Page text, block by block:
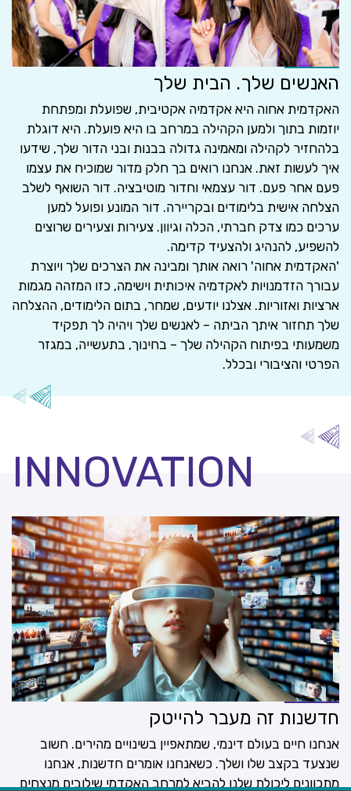
האנשים שלך. הבית שלך
האקדמית אחוה היא אקדמיה אקטיבית, שפועלת ומפתחת
יוזמות בתוך ולמען הקהילה במרחב בו היא פועלת. היא דוגלת
בלהחזיר לקהילה ומאמינה גדולה בבנות ובני הדור שלך, שידעו
איך לעשות זאת. אנחנו רואים בך חלק מדור שמוכיח את עצמו
פעם אחר פעם. דור עצמאי וחדור מוטיבציה. דור השואף לשלב
הצלחה אישית בלימודים ובקריירה. דור המונע ופועל למען
ערכים כמו צדק חברתי, הכלה וגיוון. צעירות וצעירים שרוצים
להשפיע, להנהיג ולהצעיד קדימה.
'האקדמית אחוה' רואה אותך ומבינה את הצרכים שלך ויוצרת
עבורך הזדמנויות לאקדמיה איכותית וישימה, כזו המזהה מגמות
ארציות ואזוריות. אצלנו יודעים, שמחר, בתום הלימודים, ההצלחה
שלך תחזור איתך הביתה – לאנשים שלך ויהיה לך תפקיד
משמעותי בפיתוח הקהילה שלך – בחינוך, בתעשייה, במגזר
הפרטי והציבורי ובכלל.
INNOVATION
חדשנות זה מעבר להייטק
אנחנו חיים בעולם דינמי, שמתאפיין בשינויים מהירים. חשוב
שנצעד בקצב שלו ושלך. כשאנחנו אומרים חדשנות, אנחנו
מתכוונים ליכולת שלנו להביא למרחב האקדמי שילובים מנצחים